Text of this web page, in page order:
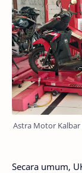
Astra Motor
Secara umum,